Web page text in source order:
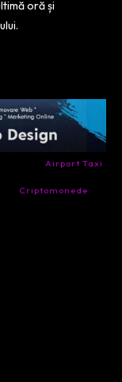
oră și
Airport Taxi
Criptomonede